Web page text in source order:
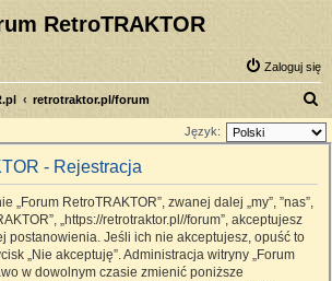
RetroTRAKTOR
Zaloguj się
retrotraktor.pl/forum
z
Język:
- Rejestracja
„Forum RetroTRAKTOR”, zwanej dalej „my”, ”nas”,
„https://retrotraktor.pl//forum”, akceptujesz
postanowienia. Jeśli ich nie akceptujesz, opuść to
„Nie akceptuję”. Administracja witryny „Forum
w dowolnym czasie zmienić poniższe